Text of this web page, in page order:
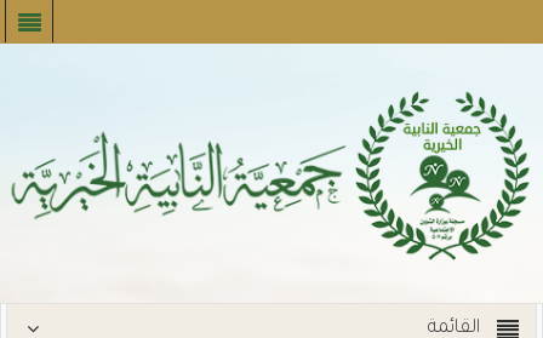
القائمة